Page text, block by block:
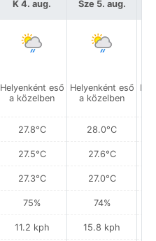
K 4. aug.
Helyenként eső
a közelben
27.8°C
27.5°C
27.3°C
75%
11.2 kph
Sze 5. aug.
Helyenként eső
a közelben
28.0°C
27.6°C
27.0°C
74%
15.8 kph